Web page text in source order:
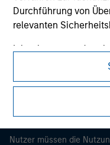
Durchführung von
relevanten
Ich erkenne an, dass
Stanley Investment
infolge meiner
entstehen. Durch die
bestätige ich
Morgan Stanley
Dieses Dokument ist ein
Nutzer müssen die